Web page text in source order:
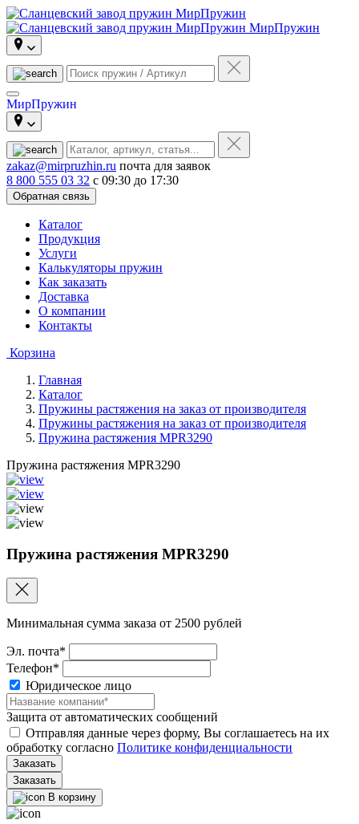
МирПружин
МирПружин
zakaz@mirpruzhin.ru почта для заявок
8 800 555 03 32 с 09:30 до 17:30
Обратная связь
Каталог
Продукция
Услуги
Калькуляторы пружин
Как заказать
Доставка
О компании
Контакты
Корзина
Главная
Каталог
Пружины растяжения на заказ от производителя
Пружины растяжения на заказ от производителя
Пружина растяжения MPR3290
Пружина растяжения MPR3290
Пружина растяжения MPR3290
Минимальная сумма заказа от 2500 рублей
Эл. почта*
Телефон*
Юридическое лицо
Защита от автоматических сообщений
Отправляя данные через форму, Вы соглашаетесь на их
обработку согласно Политике конфиденциальности
Заказать
В корзину